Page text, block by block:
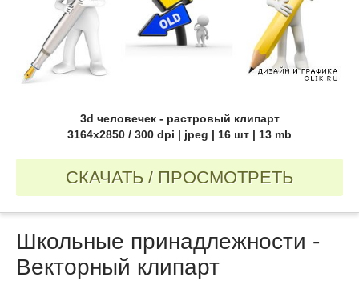
3d человечек - растровый клипарт
3164х2850 / 300 dpi | jpeg | 16 шт | 13 mb
СКАЧАТЬ / ПРОСМОТРЕТЬ
Школьные принадлежности -
Векторный клипарт